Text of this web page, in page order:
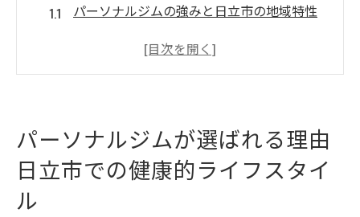
パーソナルジムの強みと日立市の地域特性
健康的ライフスタイルの基礎を築く日立市
日立市の日常生活と調和するパーソナルジ
ム
パーソナルジムが選ばれる理由
日立市での健康的ライフスタイ
ル